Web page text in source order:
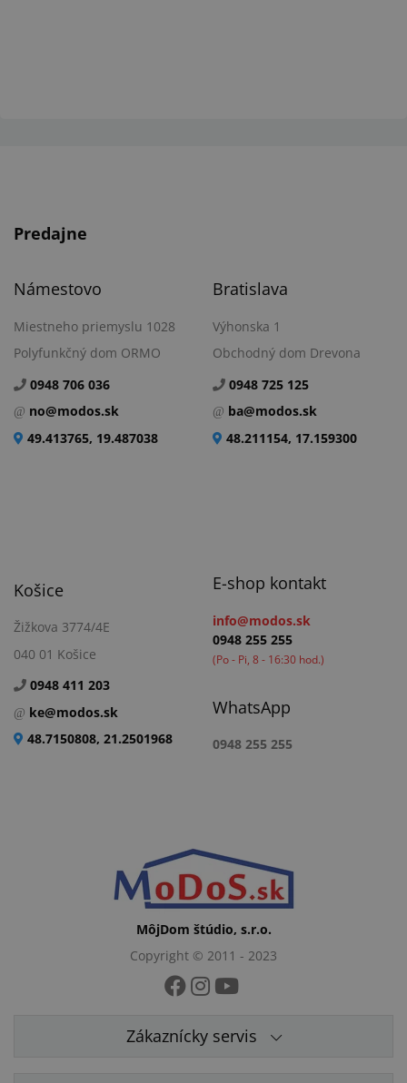
Predajne
Námestovo
Miestneho priemyslu 1028
Polyfunkčný dom ORMO
0948 706 036
no@modos.sk
49.413765, 19.487038
Bratislava
Výhonska 1
Obchodný dom Drevona
0948 725 125
ba@modos.sk
48.211154, 17.159300
Košice
Žižkova 3774/4E
040 01 Košice
0948 411 203
ke@modos.sk
48.7150808, 21.2501968
E-shop kontakt
info@modos.sk
0948 255 255
(Po - Pi, 8 - 16:30 hod.)
WhatsApp
0948 255 255
MôjDom štúdio, s.r.o.
Copyright © 2011 - 2023
Zákaznícky servis